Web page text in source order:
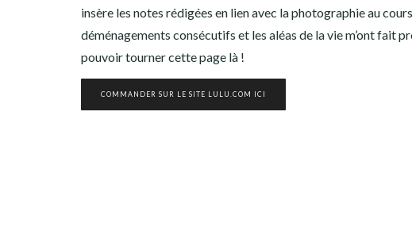
insère les notes rédigées en lien avec la photographie au
déménagements consécutifs et les aléas de la vie m’ont fait
pouvoir tourner cette page là !
COMMANDER SUR LE SITE LULU.COM ICI